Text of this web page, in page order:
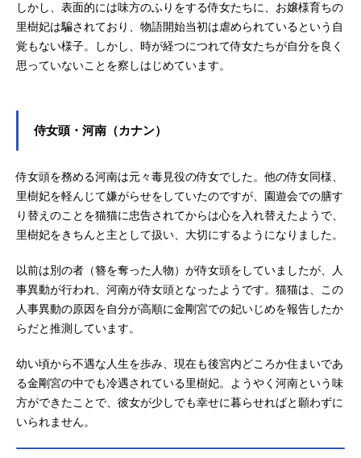
しかし、表面的には味方のふりをする侍女たちに、お嬢様育ちの
里樹妃は騙されており、物語開始当初は虐められているという自
覚もない様子。しかし、時が経つにつれて侍女たちが自分を良く
思っていないことを察しはじめています。
侍女頭・河南（カナン）
侍女頭を務める河南は元々毒見役の侍女でした。他の侍女同様、
里樹妃を軽んじて嫌がらせをしていたのですが、園遊会での膳す
り替えのことを猫猫に忠告されてからは心を入れ替えたようで、
里樹妃をきちんと主として扱い、大切にするようになりました。
以前は別の者（簪を奪った人物）が侍女頭をしていましたが、人
事異動が行われ、河南が侍女頭となったようです。猫猫は、この
人事異動の原因を自分が高順に金剛宮での妃いじめを報告したか
らだと推測しています。
幼い頃から不遇な人生を歩み、現在も後宮内どころか住まいであ
る金剛宮の中でも冷遇されている里樹妃。ようやく河南という味
方ができたことで、彼女が少しでも幸せに暮らせればと願わずに
いられません。